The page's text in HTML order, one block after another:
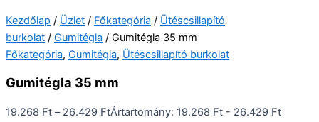
Kezdőlap / Üzlet / Főkategória / Ütéscsillapító
burkolat / Gumitégla / Gumitégla 35 mm
Főkategória, Gumitégla, Ütéscsillapító burkolat
Gumitégla 35 mm
19.268 Ft – 26.429 FtÁrtartomány: 19.268 Ft - 26.429 Ft